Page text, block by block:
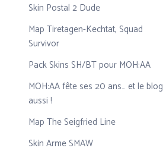
Skin Postal 2 Dude
Map Tiretagen-Kechtat, Squad
Survivor
Pack Skins SH/BT pour MOH:AA
MOH:AA fête ses 20 ans… et le blog
aussi !
Map The Seigfried Line
Skin Arme SMAW